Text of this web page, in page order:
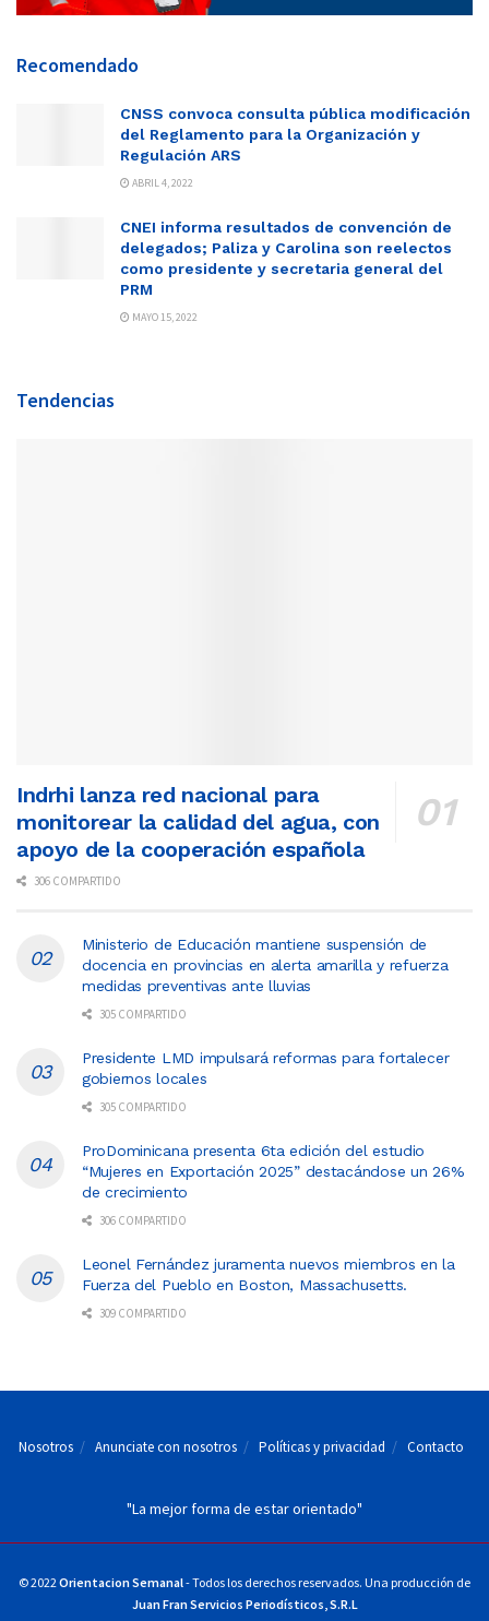
Recomendado
CNSS convoca consulta pública modificación
del Reglamento para la Organización y
Regulación ARS
ABRIL 4, 2022
CNEI informa resultados de convención de
delegados; Paliza y Carolina son reelectos
como presidente y secretaria general del
PRM
MAYO 15, 2022
Tendencias
Indrhi lanza red nacional para
monitorear la calidad del agua, con
apoyo de la cooperación española
306 COMPARTIDO
Ministerio de Educación mantiene suspensión de
docencia en provincias en alerta amarilla y refuerza
medidas preventivas ante lluvias
305 COMPARTIDO
Presidente LMD impulsará reformas para fortalecer
gobiernos locales
305 COMPARTIDO
ProDominicana presenta 6ta edición del estudio
“Mujeres en Exportación 2025” destacándose un 26%
de crecimiento
306 COMPARTIDO
Leonel Fernández juramenta nuevos miembros en la
Fuerza del Pueblo en Boston, Massachusetts.
309 COMPARTIDO
Nosotros Anunciate con nosotros Políticas y privacidad Contacto
"La mejor forma de estar orientado"
© 2022 Orientacion Semanal- Todos los derechos reservados. Una producción de
Juan Fran Servicios Periodísticos, S.R.L